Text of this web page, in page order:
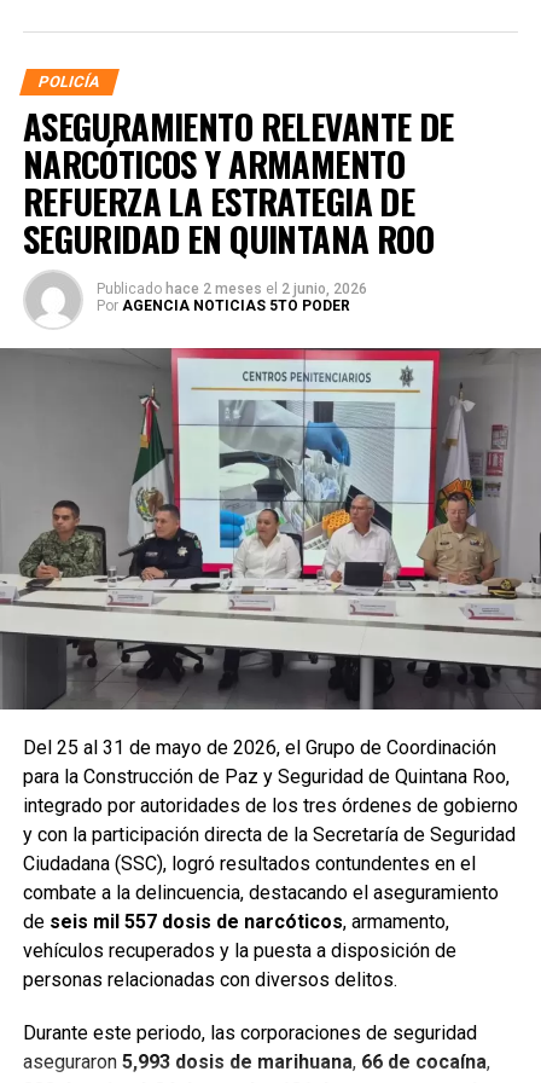
La coordinación tecnológica del C5 y el despliegue
operativo en campo permitieron la recuperación de105
relacionados con reportes de robo o probables
hechos delictivos. Además, se realizaron
24 mil 622
revisiones preventivasa personas y unidades
vehiculares, reforzando la vigilancia en zonas estratégicas
y puntos de alta movilidad.
Entre las acciones destacadas se encuentran detenciones
relevantes en
Benito Juárez, Lázaro Cárdenas y Tulum
donde autoridades federales y estatales aseguraron
narcóticos, vehículos y cumplimentaron órdenes de
aprehensión contra personas presuntamente vinculadas
POLICÍA
ASEGURAMIENTO RELEVANTE DE
NARCÓTICOS Y ARMAMENTO
REFUERZA LA ESTRATEGIA DE
SEGURIDAD EN QUINTANA ROO
Publicado hace 2 meses el 2 junio, 2026
Por AGENCIA NOTICIAS 5TO PODER
Del 25 al 31 de mayo de 2026, el Grupo de Coordinación
para la Construcción de Paz y Seguridad de Quintana Roo,
integrado por autoridades de los tres órdenes de gobierno
y con la participación directa de la Secretaría de Seguridad
Ciudadana (SSC), logró resultados contundentes en el
combate a la delincuencia, destacando el aseguramiento
de seis mil 557 dosis de narcóticos, armamento,
vehículos recuperados y la puesta a disposición de
personas relacionadas con diversos delitos.
Durante este periodo, las corporaciones de seguridad
aseguraron 5,993 dosis de marihuana, 66 de cocaína,